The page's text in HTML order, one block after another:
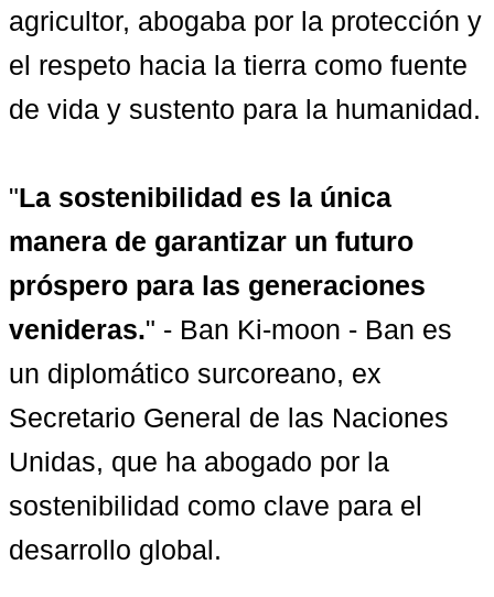
agricultor, abogaba por la protección y
el respeto hacia la tierra como fuente
de vida y sustento para la humanidad.
"La sostenibilidad es la única
manera de garantizar un futuro
próspero para las generaciones
venideras." - Ban Ki-moon - Ban es
un diplomático surcoreano, ex
Secretario General de las Naciones
Unidas, que ha abogado por la
sostenibilidad como clave para el
desarrollo global.